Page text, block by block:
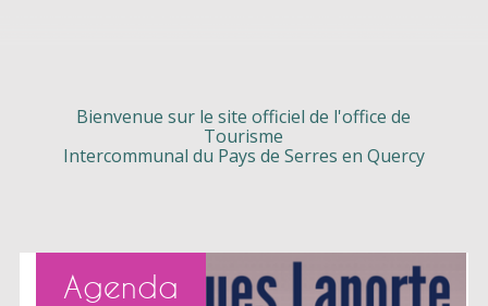
Bienvenue sur le site officiel de l'office de
Tourisme
Intercommunal du Pays de Serres en Quercy
Agenda